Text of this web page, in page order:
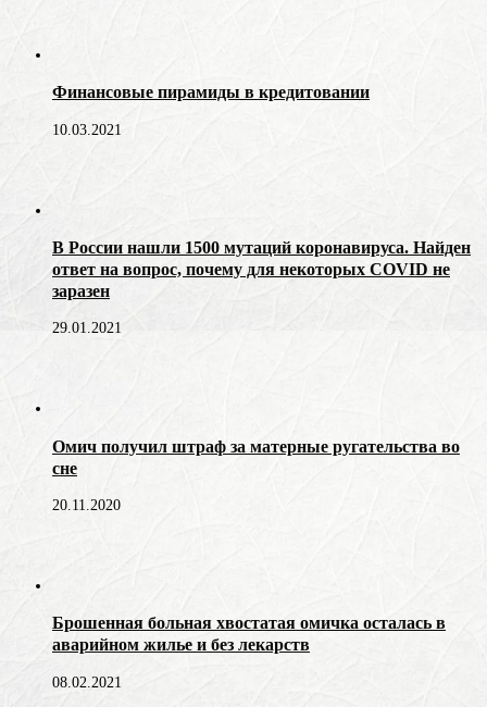
Финансовые пирамиды в кредитовании
10.03.2021
В России нашли 1500 мутаций коронавируса. Найден
ответ на вопрос, почему для некоторых COVID не
заразен
29.01.2021
Омич получил штраф за матерные ругательства во
сне
20.11.2020
Брошенная больная хвостатая омичка осталась в
аварийном жилье и без лекарств
08.02.2021